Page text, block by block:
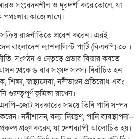
সংবেদনশীল ও দূরদর্শী করে তোলে, যা
পথচলায় কাজে লাগে।
রাজনীতিতে প্রবেশ করেন। এরই
বাংলাদেশ ন্যাশনালিস্ট পার্টি (বিএনপি)-তে ।
সংগঠন ও নেতৃত্বে প্রভাব বিস্তার করতে
থেকে ৬ বার সংসদ সদস্য নির্বাচিত হন।
শিক্ষা, স্বাস্থ্যসেবা, নদীভাঙন প্রতিরোধ এবং
গুরুত্বপূর্ণ ভূমিকা রাখেন।
সরকারের সময়ে তিনি পানি সম্পদ
নদীশাসন, বন্যা নিয়ন্ত্রণ, পানি ব্যবস্থাপনা—
গ্রহণ করেন, যা দেশব্যাপী আলোচিত হয়।